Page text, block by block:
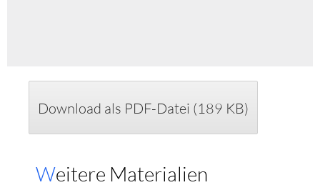
Download als PDF-Datei (189 KB)
Weitere Materialien